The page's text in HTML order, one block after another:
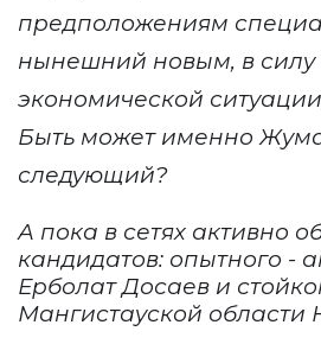
предположениям
нынешний новым, в
экономической
Быть может именно
следующий?
А пока в сетях активно
кандидатов: опытного -
Ерболат Досаев и
Мангистауской области